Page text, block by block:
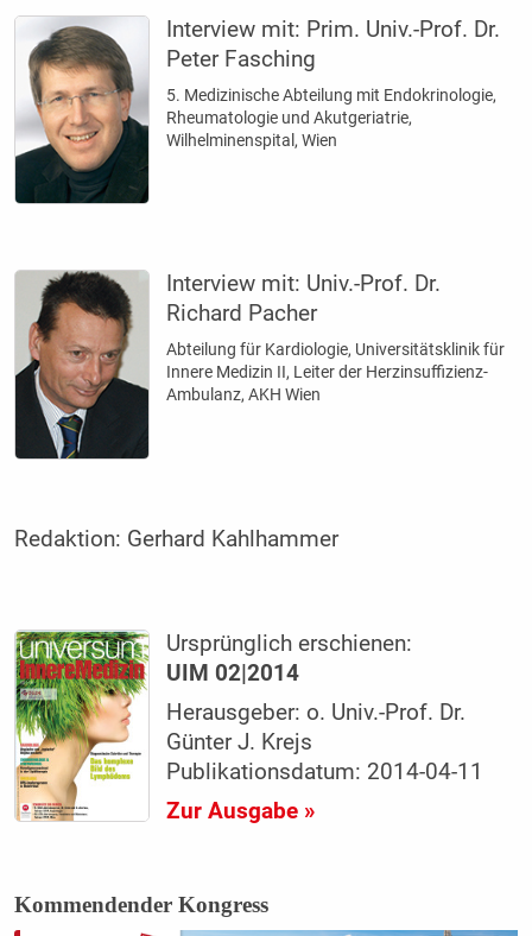
Interview mit: Prim. Univ.-Prof. Dr.
Peter Fasching
5. Medizinische Abteilung mit Endokrinologie,
Rheumatologie und Akutgeriatrie,
Wilhelminenspital, Wien
Interview mit: Univ.-Prof. Dr.
Richard Pacher
Abteilung für Kardiologie, Universitätsklinik für
Innere Medizin II, Leiter der Herzinsuffizienz-
Ambulanz, AKH Wien
Redaktion: Gerhard Kahlhammer
Ursprünglich erschienen:
UIM 02|2014
Herausgeber: o. Univ.-Prof. Dr.
Günter J. Krejs
Publikationsdatum: 2014-04-11
Zur Ausgabe »
Kommendender Kongress